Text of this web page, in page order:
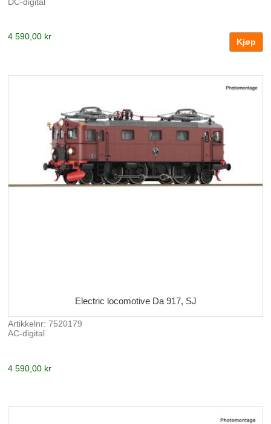
DC-digital
4 590,00 kr
Electric locomotive Da 917, SJ
Artikkelnr: 7520179
AC-digital
4 590,00 kr